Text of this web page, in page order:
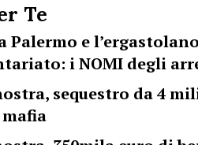
Te
e
i NOMI degli
sequestro da 4